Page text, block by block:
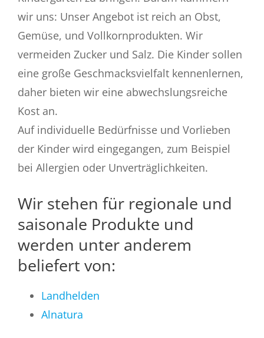
wir uns: Unser Angebot ist reich an Obst,
Gemüse, und Vollkornprodukten. Wir
vermeiden Zucker und Salz. Die Kinder sollen
eine große Geschmacksvielfalt kennenlernen,
daher bieten wir eine abwechslungsreiche
Kost an.
Auf individuelle Bedürfnisse und Vorlieben
der Kinder wird eingegangen, zum Beispiel
bei Allergien oder Unverträglichkeiten.
Wir stehen für regionale und
saisonale Produkte und
werden unter anderem
beliefert von:
Landhelden
Alnatura